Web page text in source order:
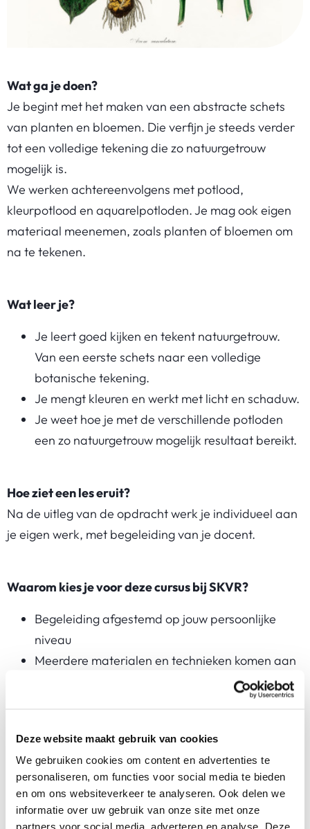
Deze website maakt gebruik van cookies
We gebruiken cookies om content en advertenties te
personaliseren, om functies voor social media te bieden
en om ons websiteverkeer te analyseren. Ook delen we
informatie over uw gebruik van onze site met onze
partners voor social media, adverteren en analyse. Deze
Wat ga je doen?
Je begint met het maken van een abstracte schets
van planten en bloemen. Die verfijn je steeds verder
tot een volledige tekening die zo natuurgetrouw
mogelijk is.
We werken achtereenvolgens met potlood,
kleurpotlood en aquarelpotloden. Je mag ook eigen
materiaal meenemen, zoals planten of bloemen om
na te tekenen.
Wat leer je?
Je leert goed kijken en tekent natuurgetrouw.
Van een eerste schets naar een volledige
botanische tekening.
Je mengt kleuren en werkt met licht en schaduw.
Je weet hoe je met de verschillende potloden
een zo natuurgetrouw mogelijk resultaat bereikt.
Hoe ziet een les eruit?
Na de uitleg van de opdracht werk je individueel aan
je eigen werk, met begeleiding van je docent.
Waarom kies je voor deze cursus bij SKVR?
Begeleiding afgestemd op jouw persoonlijke
niveau
Meerdere materialen en technieken komen aan
Je werkt in een fijn atelier op de locatie Ringdijk
Goed om te weten
Je ontvangt een materiaallijst voor aanvang van
de cursus.